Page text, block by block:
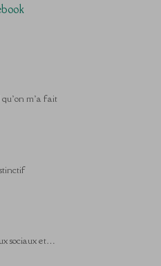
m’a fait
sociaux et…